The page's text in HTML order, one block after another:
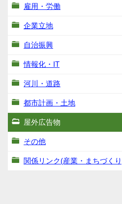
雇用・労働
企業立地
自治振興
情報化・IT
河川・道路
都市計画・土地
屋外広告物
その他
関係リンク(産業・まちづく